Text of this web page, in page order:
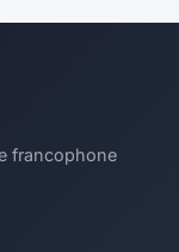
francophone